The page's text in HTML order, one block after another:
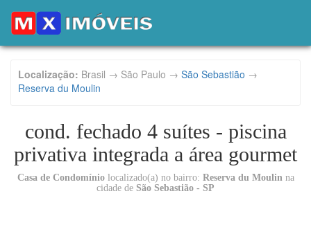
Localização: Brasil → São Paulo → São Sebastião →
Reserva du Moulin
cond. fechado 4 suítes - piscina
privativa integrada a área gourmet
Casa de Condomíniolocalizado(a) no bairro: Reserva du Moulinna
cidade de São Sebastião - SP